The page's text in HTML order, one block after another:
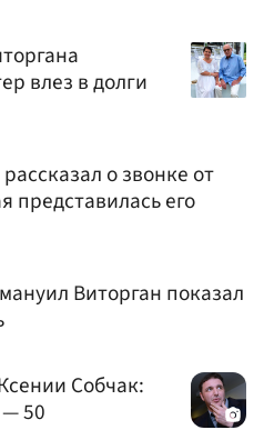
влез в долги
о звонке от
его
Виторган показал
Собчак:
50